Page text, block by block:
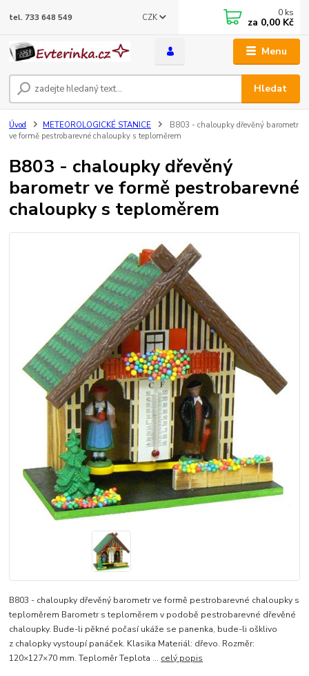
Menu
CZK
Hledat
tel. 733 648 549 0 ks
za 0,00 Kč
Úvod METEOROLOGICKÉ STANICE
B803 - chaloupky dřevěný barometr
ve formě pestrobarevné chaloupky s teploměrem
B803 - chaloupky dřevěný
barometr ve formě pestrobarevné
chaloupky s teploměrem
B803 - chaloupky dřevěný barometr ve formě pestrobarevné chaloupky s
teploměrem Barometr s teploměrem v podobě pestrobarevné dřevěné
chaloupky. Bude-li pěkné počasí ukáže se panenka, bude-li ošklivo
z chalopky vystoupí panáček. Klasika Materiál: dřevo. Rozměr:
120×127×70 mm. Teploměr Teplota ... celý popis